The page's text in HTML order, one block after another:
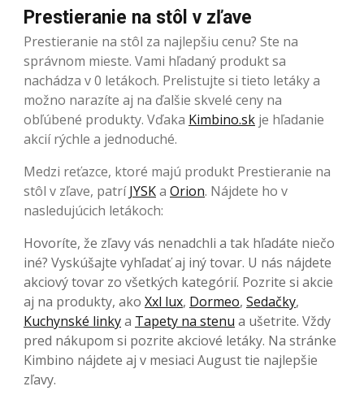
Prestieranie na stôl v zľave
Prestieranie na stôl za najlepšiu cenu? Ste na
správnom mieste. Vami hľadaný produkt sa
nachádza v 0 letákoch. Prelistujte si tieto letáky a
možno narazíte aj na ďalšie skvelé ceny na
obľúbené produkty. Vďaka Kimbino.sk je hľadanie
akcií rýchle a jednoduché.
Medzi reťazce, ktoré majú produkt Prestieranie na
stôl v zľave, patríJYSKa Orion. Nájdete ho v
nasledujúcich letákoch:
Hovoríte, že zľavy vás nenadchli a tak hľadáte niečo
iné? Vyskúšajte vyhľadať aj iný tovar. U nás nájdete
akciový tovar zo všetkých kategórií. Pozrite si akcie
aj na produkty, ako Xxl lux, Dormeo, Sedačky,
Kuchynské linkya Tapety na stenu a ušetrite. Vždy
pred nákupom si pozrite akciové letáky. Na stránke
Kimbino nájdete aj v mesiaci August tie najlepšie
zľavy.